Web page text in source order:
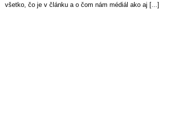
všetko, čo je v článku a o čom nám médiál ako aj [...]